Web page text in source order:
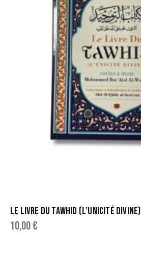
LE LIVRE DU TAWHID (L’UNICITÉ DIVINE)
10,00€